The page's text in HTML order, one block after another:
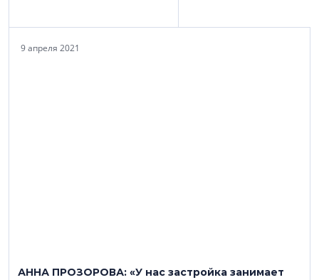
9 апреля 2021
АННА ПРОЗОРОВА: «У нас застройка занимает